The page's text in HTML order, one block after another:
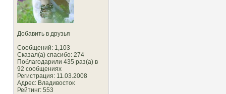
Добавить в друзья
Сообщений: 1,103
Сказал(а) спасибо: 274
Поблагодарили 435 раз(а) в
92 сообщениях
Регистрация: 11.03.2008
Адрес: Владивосток
Рейтинг: 553